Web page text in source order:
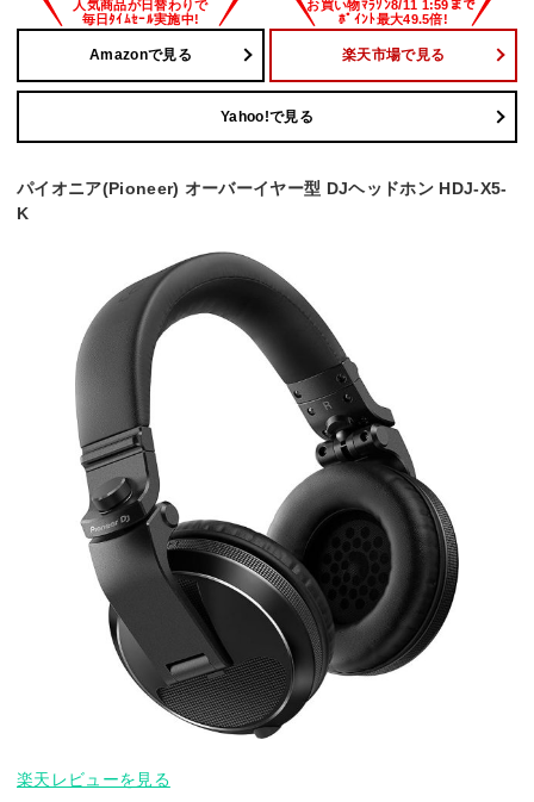
Amazonで見る 楽天市場で見る
Yahoo!で見る
パイオニア(Pioneer) オーバーイヤー型 DJヘッドホン HDJ-X5-
K
楽天レビューを見る